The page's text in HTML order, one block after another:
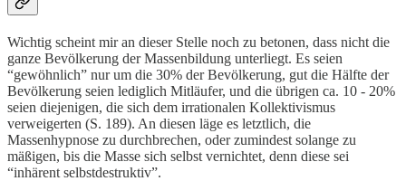
Wichtig scheint mir an dieser Stelle noch zu betonen, dass nicht die
ganze Bevölkerung der Massenbildung unterliegt. Es seien
“gewöhnlich” nur um die 30% der Bevölkerung, gut die Hälfte der
Bevölkerung seien lediglich Mitläufer, und die übrigen ca. 10 - 20%
seien diejenigen, die sich dem irrationalen Kollektivismus
verweigerten (S. 189). An diesen läge es letztlich, die
Massenhypnose zu durchbrechen, oder zumindest solange zu
mäßigen, bis die Masse sich selbst vernichtet, denn diese sei
“inhärent selbstdestruktiv”.